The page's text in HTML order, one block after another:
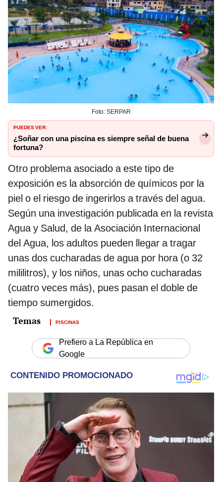
Foto: SERPAR
PUEDES VER:
¿Soñar con una piscina es siempre señal de buena
fortuna?
Otro problema asociado a este tipo de
exposición es la absorción de químicos por la
piel o el riesgo de ingerirlos a través del agua.
Según una investigación publicada en la revista
Agua y Salud, de la Asociación Internacional
del Agua, los adultos pueden llegar a tragar
unas dos cucharadas de agua por hora (o 32
mililitros), y los niños, unas ocho cucharadas
(cuatro veces más), pues pasan el doble de
tiempo sumergidos.
PISCINAS
Prefiero a La República en
Google